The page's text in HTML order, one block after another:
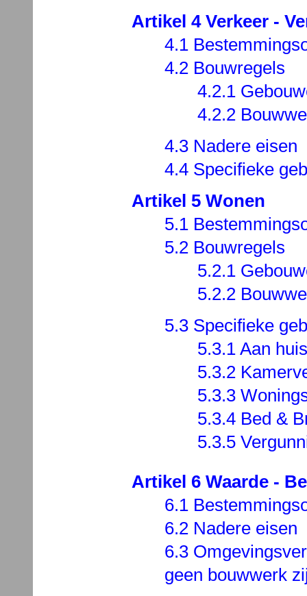
Artikel 4 Verkeer -
4.1
4.2 Bouwregels
4.2.1
4.2.2
4.3 Nadere eisen
4.4 Specifieke
Artikel 5 Wonen
5.1
5.2 Bouwregels
5.2.1
5.2.2
5.3 Specifieke
5.3.1 Aan
5.3.2
5.3.3
5.3.4 Bed &
5.3.5
Artikel 6 Waarde -
6.1
6.2 Nadere eisen
6.3
geen bouwwerk